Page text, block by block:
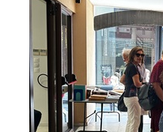
2011
2010
2006